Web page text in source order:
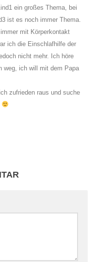
ein großes Thema, bei
ist es noch immer Thema.
mit Körperkontakt
ich die Einschlafhilfe der
nicht mehr. Ich höre
weg, ich will mit dem Papa
zufrieden raus und suche